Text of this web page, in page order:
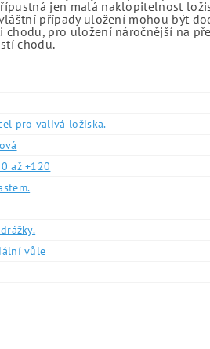
jen malá naklopitelnost
případy uložení mohou být
pro uložení náročnější na
chodu.
pro valivá ložiska.
až +120
vůle